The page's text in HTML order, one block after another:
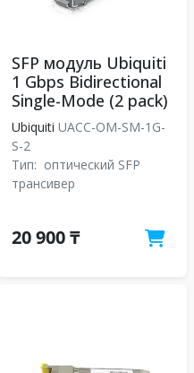
SFP модуль Ubiquiti
1 Gbps Bidirectional
Single-Mode (2 pack)
Ubiquiti UACC-OM-SM-1G-
S-2
Тип: оптический SFP
трансивер
20 900 ₸